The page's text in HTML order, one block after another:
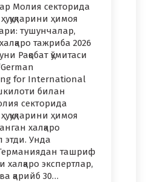
Молия секторида
ҳимоя
тушунчалар,
тажриба 2026
Рақобат қўмитаси
for International
билан
секторида
ҳимоя
халқаро
Унда
ташриф
экспертлар,
қарийб 30…